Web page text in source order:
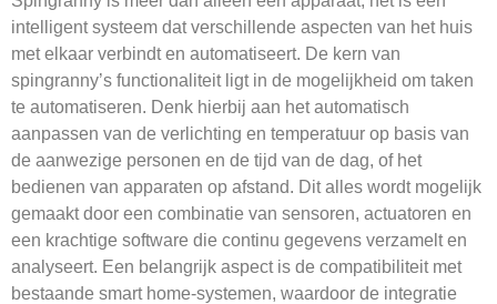
intelligent systeem dat verschillende aspecten van het huis
met elkaar verbindt en automatiseert. De kern van
spingranny’s functionaliteit ligt in de mogelijkheid om taken
te automatiseren. Denk hierbij aan het automatisch
aanpassen van de verlichting en temperatuur op basis van
de aanwezige personen en de tijd van de dag, of het
bedienen van apparaten op afstand. Dit alles wordt mogelijk
gemaakt door een combinatie van sensoren, actuatoren en
een krachtige software die continu gegevens verzamelt en
analyseert. Een belangrijk aspect is de compatibiliteit met
bestaande smart home-systemen, waardoor de integratie